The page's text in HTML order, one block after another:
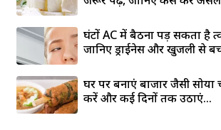
घंटों AC में बैठना पड़ सकता है
जानिए ड्राईनेस और खुजली से
घर पर बनाएं बाजार जैसी सोया
करें और कई दिनों तक उठाएं...